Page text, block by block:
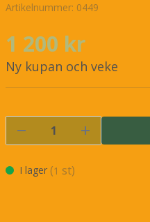
Artikelnummer: 0449
1 200 kr
Ny kupan och veke
I lager (1 st)